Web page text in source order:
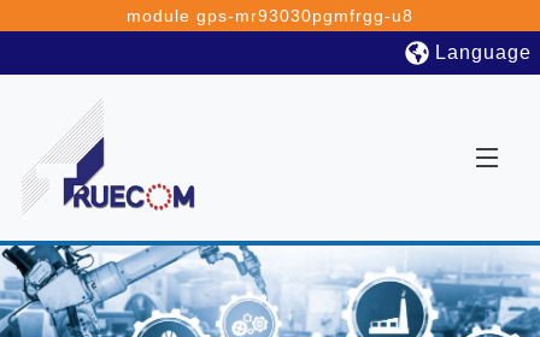
module gps-mr93030pgmfrgg-u8
Language